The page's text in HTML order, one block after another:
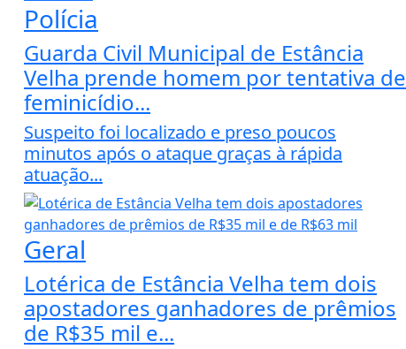
Polícia
Guarda Civil Municipal de Estância
Velha prende homem por tentativa de
feminicídio...
Suspeito foi localizado e preso poucos
minutos após o ataque graças à rápida
atuação...
Geral
Lotérica de Estância Velha tem dois
apostadores ganhadores de prêmios
de R$35 mil e...